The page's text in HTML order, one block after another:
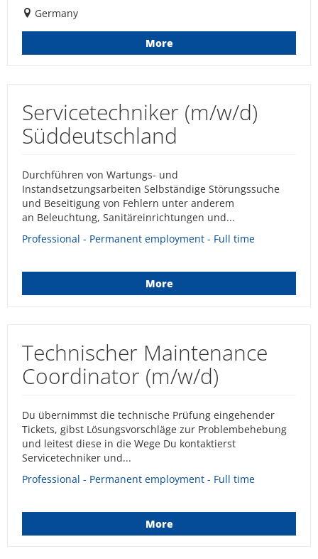
Germany
More
Servicetechniker (m/w/d)
Süddeutschland
Durchführen von Wartungs- und
Instandsetzungsarbeiten Selbständige Störungssuche
und Beseitigung von Fehlern unter anderem
an Beleuchtung, Sanitäreinrichtungen und...
Professional - Permanent employment - Full time
More
Technischer Maintenance
Coordinator (m/w/d)
Du übernimmst die technische Prüfung eingehender
Tickets, gibst Lösungsvorschläge zur Problembehebung
und leitest diese in die Wege Du kontaktierst
Servicetechniker und...
Professional - Permanent employment - Full time
More